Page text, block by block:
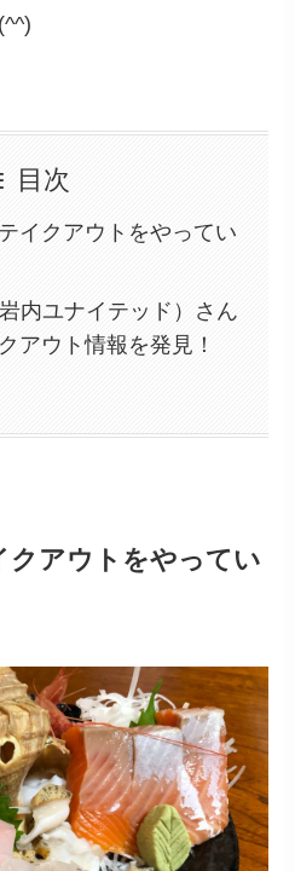
目次
イクアウトをやってい
内ユナイテッド）さん
アウト情報を発見！
クアウトをやってい